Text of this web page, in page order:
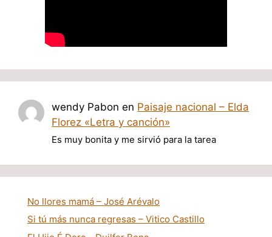
wendy Pabon en Paisaje nacional – Elda
Florez «Letra y canción»
Es muy bonita y me sirvió para la tarea
No llores mamá – José Arévalo
Si tú más nunca regresas – Vitico Castillo